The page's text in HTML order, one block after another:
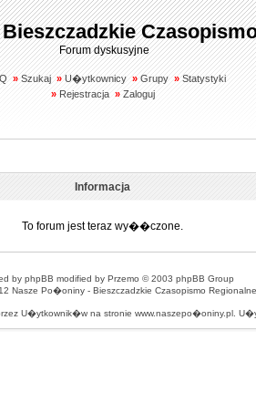
Bieszczadzkie
Forum dyskusyjne
» Szukaj » U�ytkownicy » Grupy » Statystyki
» Rejestracja » Zaloguj
Informacja
To forum jest teraz wy��czone.
by phpBB modified by Przemo © 2003 phpBB Group
Nasze Po�oniny - Bieszczadzkie Czasopismo Regionalne
U�ytkownik�w na stronie www.naszepo�oniny.pl.